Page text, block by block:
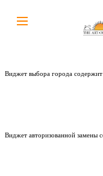
Виджет выбора города содержит
Виджет авторизованной замены